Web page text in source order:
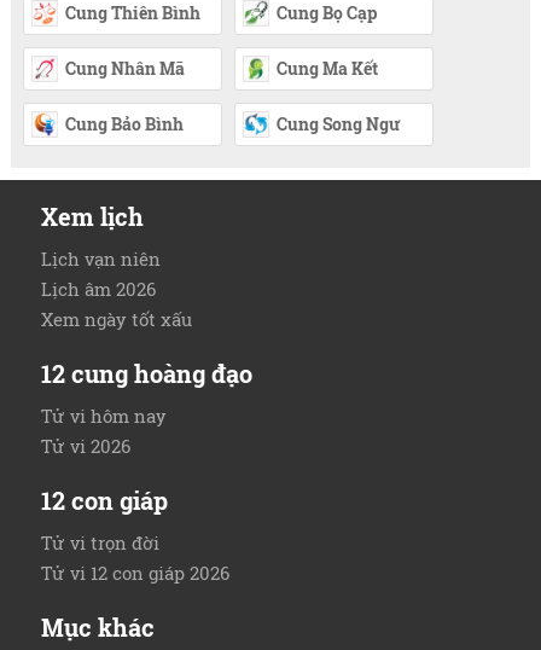
Cung Thiên Bình Cung Bọ Cạp
Cung Nhân Mã Cung Ma Kết
Cung Bảo Bình Cung Song Ngư
Xem lịch
Lịch vạn niên
Lịch âm 2026
Xem ngày tốt xấu
12 cung hoàng đạo
Tử vi hôm nay
Tử vi 2026
12 con giáp
Tử vi trọn đời
Tử vi 12 con giáp 2026
Mục khác